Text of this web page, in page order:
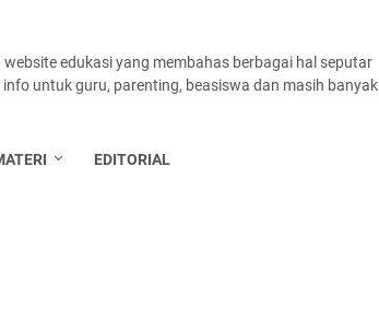
edukasi yang membahas berbagai hal seputar
untuk guru, parenting, beasiswa dan masih banyak
EDITORIAL